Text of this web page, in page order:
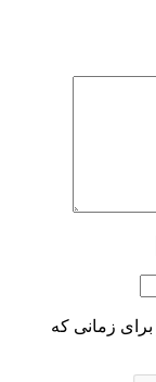
زمانی که